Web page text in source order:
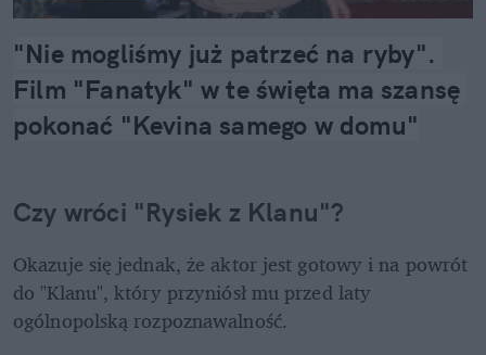
"Nie mogliśmy już patrzeć na ryby".
Film "Fanatyk" w te święta ma szansę
pokonać "Kevina samego w domu"
Czy wróci "Rysiek z Klanu"?
Okazuje się jednak, że aktor jest gotowy i na powrót
do "Klanu", który przyniósł mu przed laty
ogólnopolską rozpoznawalność.